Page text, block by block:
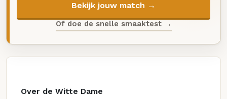
Bekijk jouw match →
Of doe de snelle smaaktest →
Over de Witte Dame